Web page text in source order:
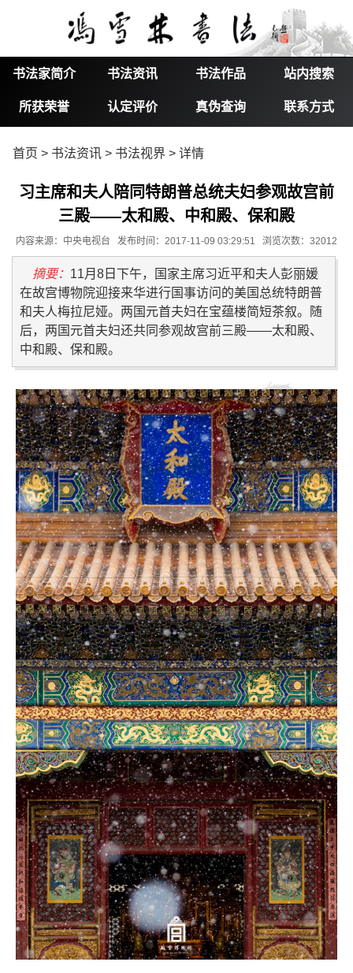
书法家简介 书法资讯 书法作品 站内搜索
所获荣誉 认定评价 真伪查询 联系方式
首页 > 书法资讯 > 书法视界 > 详情
习主席和夫人陪同特朗普总统夫妇参观故宫前
三殿——太和殿、中和殿、保和殿
内容来源：中央电视台 发布时间：2017-11-09 03:29:51 浏览次数：32012
摘要： 11月8日下午，国家主席习近平和夫人彭丽媛
在故宫博物院迎接来华进行国事访问的美国总统特朗普
和夫人梅拉尼娅。两国元首夫妇在宝蕴楼简短茶叙。随
后，两国元首夫妇还共同参观故宫前三殿——太和殿、
中和殿、保和殿。